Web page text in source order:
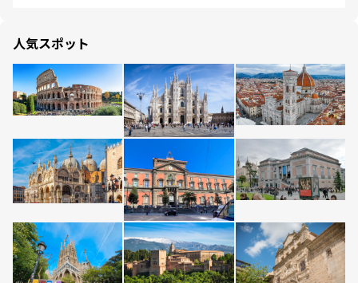
人気スポット